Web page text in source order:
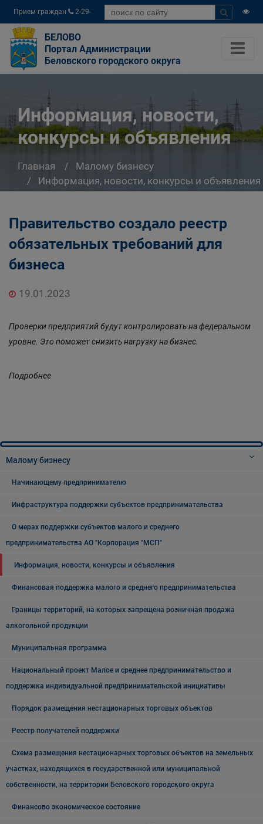
Прием граждан
2-29-
04
БЕЛОВО
Портал Администрации
Беловского городского округа
Информация, новости,
конкурсы и объявления
Главная
Малому бизнесу
Информация, новости, конкурсы и объявления
Правительство создало реестр
обязательных требований для
бизнеса
19.01.2023
Проверки предприятий будут контролировать на федеральном
уровне. Это поможет снизить нагрузку на бизнес.
Подробнее
Малому бизнесу
Начинающему предпринимателю
Инфраструктура поддержки субъектов предпринимательства
О мерах поддержки субъектов малого и среднего
предпринимательства АО "Корпорация "МСП"
Информация, новости, конкурсы и объявления
Финансовая поддержка малого и среднего предпринимательства
Границы территорий, на которых запрещена розничная продажа
алкогольной продукции
Муниципальная программа
Национальный проект Малое и среднее предпринимательство и
поддержка индивидуальной предпринимательской инициативы
Порядок размещения нестационарных торговых объектов
Реестр получателей поддержки
Схема размещения нестационарных торговых объектов на земельных
участках, находящихся в государственной или муниципальной
собственности, на территории Беловского городского округа
Финансово экономическое состояние